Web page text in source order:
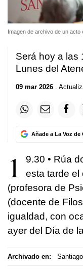
Imagen de archivo de un acto
Será hoy a las
Lunes del
09 mar 2026 .
Añade a La Voz
1
9.30 • Rúa
esta tarde el
(profesora de
(docente de
igualdad, con
ayer del Día de
Archivado en: